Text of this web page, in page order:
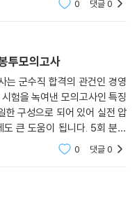
하여 모바일 OMR에 답안을
.
이 현재 취약한 부분을 자가
0 댓글0
투모의고사
는 군수직 합격의 관건인 경영
험을 녹여낸 모의고사인 특징
한 구성으로 되어 있어 실전 압
큰 도움이 됩니다. 5회 분량
보완하여 합격의 길에 더 다가
0 댓글0